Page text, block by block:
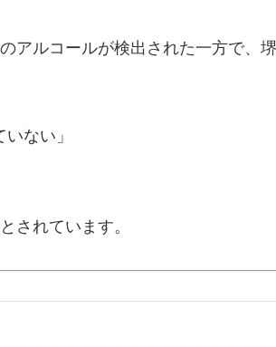
アルコールが検出された一方で、
ない」
されています。